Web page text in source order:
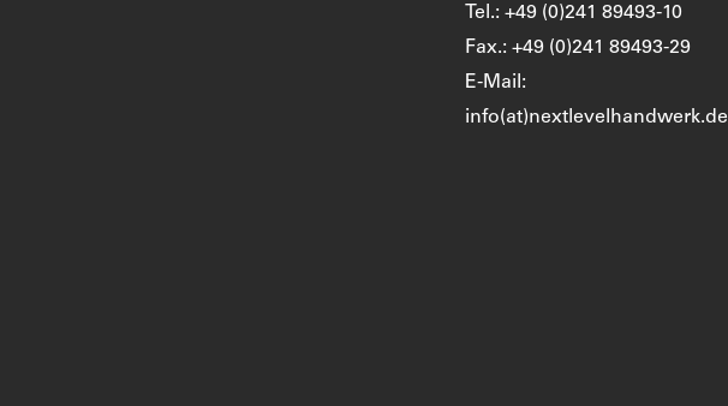
Tel.: +49 (0)241 89493-10
Fax.: +49 (0)241 89493-29
E-Mail:
info(at)nextlevelhandwerk.de